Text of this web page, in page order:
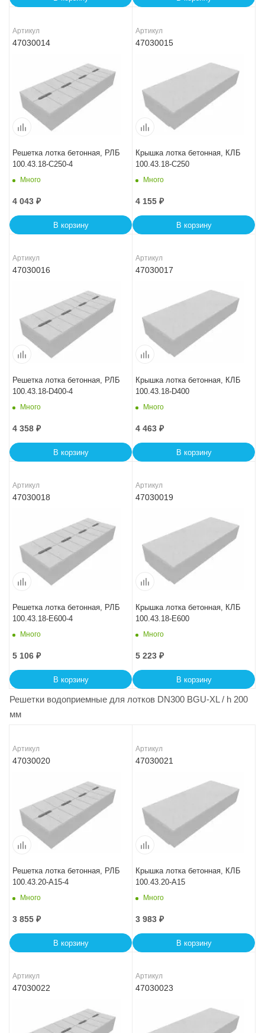
Артикул
47030014
Решетка лотка бетонная, РЛБ
100.43.18-C250-4
Много
4 043 ₽
В корзину
Артикул
47030015
Крышка лотка бетонная, КЛБ
100.43.18-C250
Много
4 155 ₽
В корзину
Артикул
47030016
Решетка лотка бетонная, РЛБ
100.43.18-D400-4
Много
4 358 ₽
В корзину
Артикул
47030017
Крышка лотка бетонная, КЛБ
100.43.18-D400
Много
4 463 ₽
В корзину
Артикул
47030018
Решетка лотка бетонная, РЛБ
100.43.18-E600-4
Много
5 106 ₽
В корзину
Артикул
47030019
Крышка лотка бетонная, КЛБ
100.43.18-E600
Много
5 223 ₽
В корзину
Решетки водоприемные для лотков DN300 BGU-XL / h 200
мм
Артикул
47030020
Решетка лотка бетонная, РЛБ
100.43.20-A15-4
Много
3 855 ₽
В корзину
Артикул
47030021
Крышка лотка бетонная, КЛБ
100.43.20-A15
Много
3 983 ₽
В корзину
Артикул
47030022
Артикул
47030023